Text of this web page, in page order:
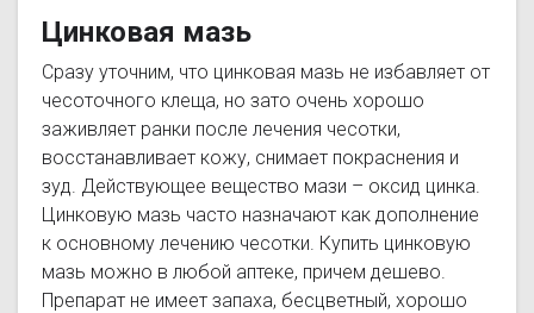
образуются пентатионовая кислота и
вышеуказанные эффекты.
Цинковая мазь
Сразу уточним, что цинковая мазь не избавляет от
чесоточного клеща, но зато очень хорошо
заживляет ранки после лечения чесотки,
восстанавливает кожу, снимает покраснения и
зуд. Действующее вещество мази – оксид цинка.
Цинковую мазь часто назначают как дополнение
к основному лечению чесотки. Купить цинковую
мазь можно в любой аптеке, причем дешево.
Препарат не имеет запаха, бесцветный, хорошо